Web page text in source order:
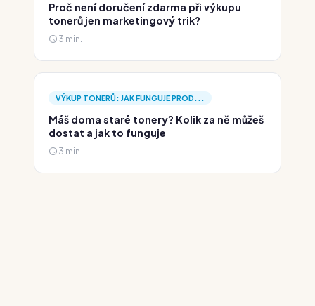
Proč není doručení zdarma při výkupu
tonerů jen marketingový trik?
3 min.
VÝKUP TONERŮ: JAK FUNGUJE PROD...
Máš doma staré tonery? Kolik za ně můžeš
dostat a jak to funguje
3 min.